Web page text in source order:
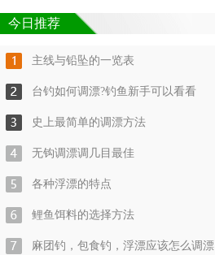
今日推荐
主线与铅坠的一览表
台钓如何调漂?钓鱼新手可以看看
史上最简单的调漂方法
无钩调漂调几目最佳
各种浮漂的特点
鲤鱼饵料的选择方法
麻团钓，包食钓，浮漂应该怎么调漂